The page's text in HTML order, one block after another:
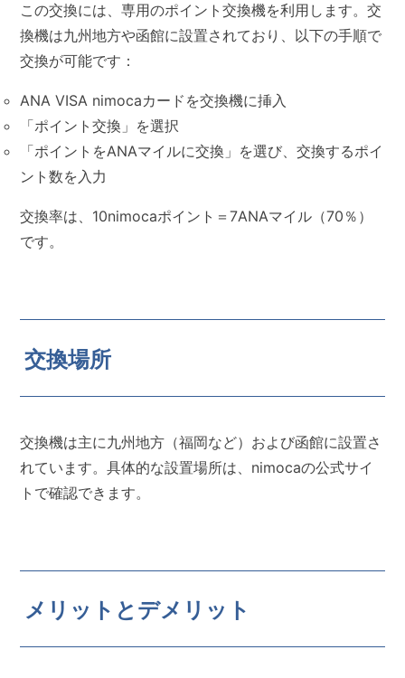
この交換には、専用のポイント交換機を利用します。交
換機は九州地方や函館に設置されており、以下の手順で
交換が可能です：
ANA VISA nimocaカードを交換機に挿入
「ポイント交換」を選択
「ポイントをANAマイルに交換」を選び、交換するポイ
ント数を入力
交換率は、10nimocaポイント＝7ANAマイル（70％）
です。
交換場所
交換機は主に九州地方（福岡など）および函館に設置さ
れています。具体的な設置場所は、nimocaの公式サイ
トで確認できます。
メリットとデメリット